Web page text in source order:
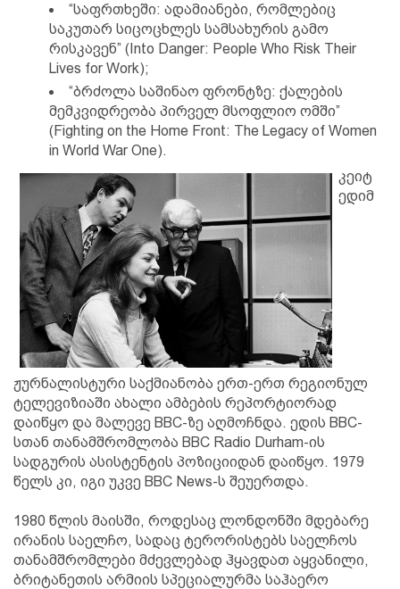
“საფრთხეში: ადამიანები, რომლებიც
საკუთარ სიცოცხლეს სამსახურის გამო
რისკავენ” (Into Danger: People Who Risk Their
Lives for Work);
“ბრძოლა საშინაო ფრონტზე: ქალების
მემკვიდრეობა პირველ მსოფლიო ომში”
(Fighting on the Home Front: The Legacy of Women
in World War One).
კეიტ
ედიმ
ჟურნალისტური საქმიანობა ერთ-ერთ რეგიონულ
ტელევიზიაში ახალი ამბების რეპორტიორად
დაიწყო და მალევე BBC-ზე აღმოჩნდა. ედის BBC-
სთან თანამშრომლობა BBC Radio Durham-ის
სადგურის ასისტენტის პოზიციიდან დაიწყო. 1979
წელს კი, იგი უკვე BBC News-ს შეუერთდა.
1980 წლის მაისში, როდესაც ლონდონში მდებარე
ირანის საელჩო, სადაც ტერორისტებს საელჩოს
თანამშრომლები მძევლებად ჰყავდათ აყვანილი,
ბრიტანეთის არმიის სპეციალურმა საჰაერო